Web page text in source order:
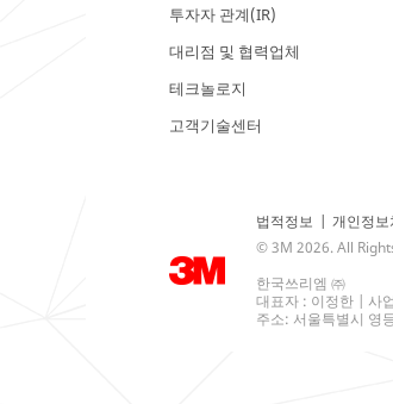
투자자 관계(IR)
대리점 및 협력업체
테크놀로지
고객기술센터
법적정보 | 개인정보
© 3M 2026. All
한국쓰리엠 ㈜
대표자 : 이정한 | 사
주소: 서울특별시 영